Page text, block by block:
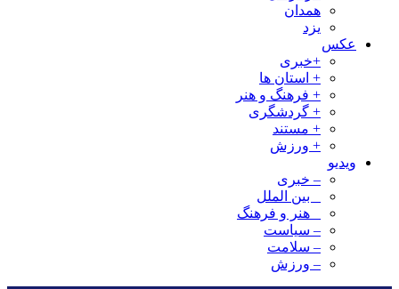
همدان
یزد
عکس
+خبری
+ استان ها
+ فرهنگ و هنر
+ گردشگری
+ مستند
+ ورزش
ویدیو
– خبری
_ بین الملل
_ هنر و فرهنگ
– سیاست
– سلامت
– ورزش